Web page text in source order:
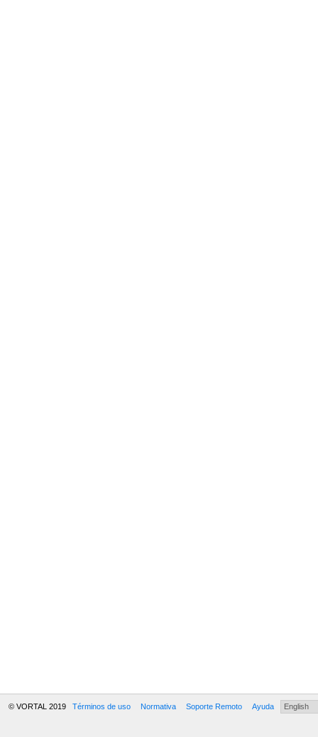
© VORTAL 2019 Términos de uso Normativa Soporte Remoto Ayuda